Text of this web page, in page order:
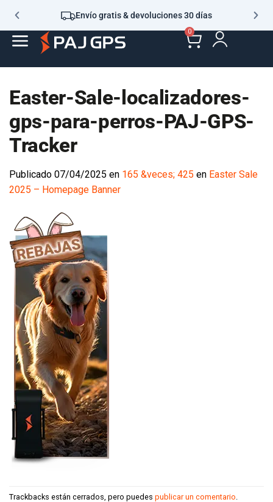
Envío gratis & devoluciones 30 días
0
Easter-Sale-localizadores-
gps-para-perros-PAJ-GPS-
Tracker
Publicado 07/04/2025 en 165 &veces; 425 en Easter Sale
2025 – Homepage Banner
Trackbacks están cerrados, pero puedes publicar un comentario